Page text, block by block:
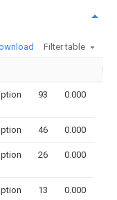
Filter table
93 0.000
46 0.000
26 0.000
13 0.000